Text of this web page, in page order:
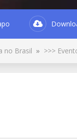
no Brasil » >>>